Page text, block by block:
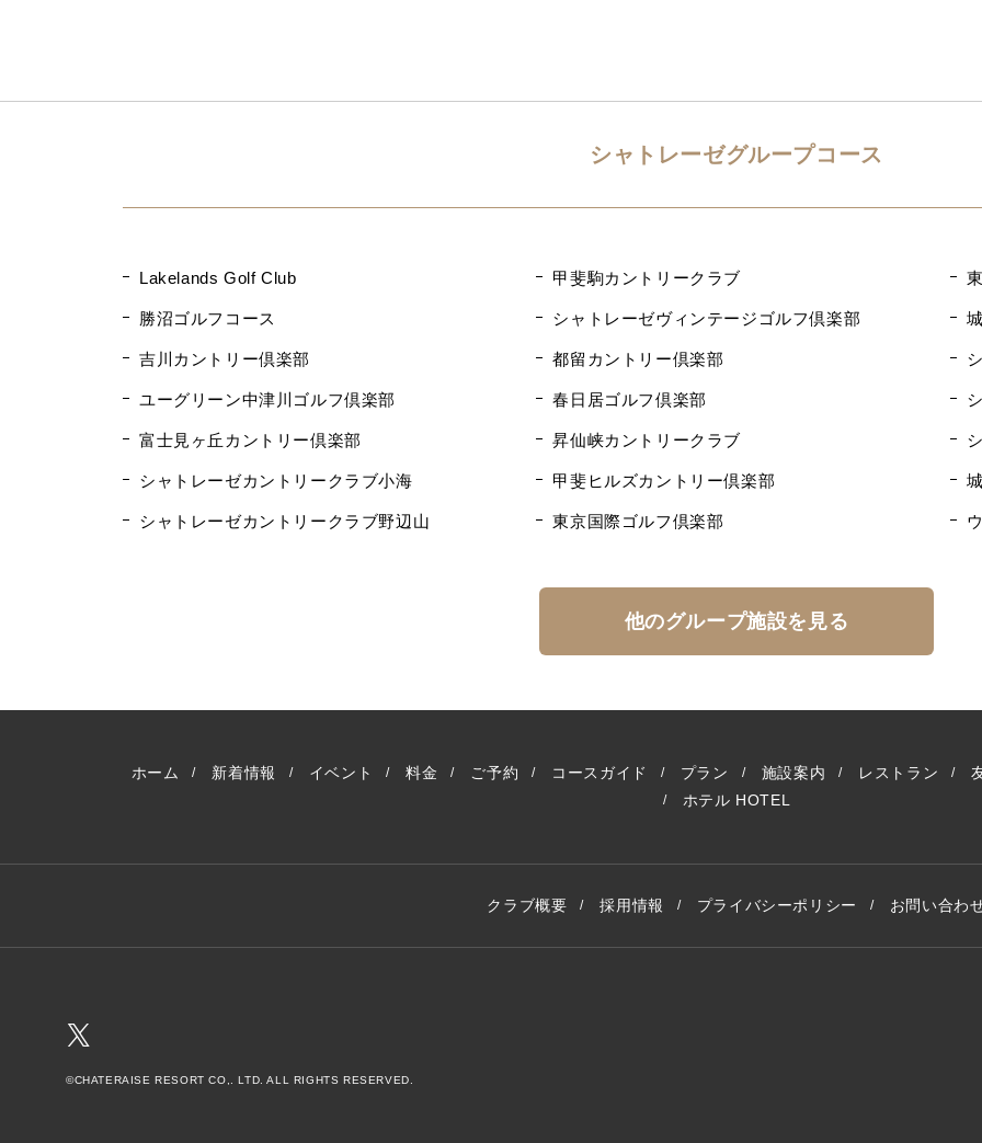
シャトレーゼグループコース
Lakelands Golf Club
勝沼ゴルフコース
吉川カントリー倶楽部
ユーグリーン中津川ゴルフ倶楽部
富士見ヶ丘カントリー倶楽部
シャトレーゼカントリークラブ小海
シャトレーゼカントリークラブ野辺山
甲斐駒カントリークラブ
シャトレーゼヴィンテージゴルフ倶楽部
都留カントリー倶楽部
春日居ゴルフ倶楽部
昇仙峡カントリークラブ
甲斐ヒルズカントリー倶楽部
東京国際ゴルフ倶楽部
他のグループ施設を見る
ホーム 新着情報 イベント 料金 ご予約 コースガイド プラン 施設案内 レストラン
ホテル HOTEL
クラブ概要 採用情報 プライバシーポリシー お問い合わ
©CHATERAISE RESORT CO,. LTD. ALL RIGHTS RESERVED.